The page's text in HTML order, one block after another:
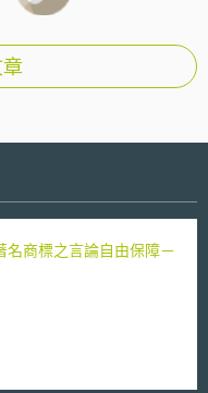
商標之言論自由保障－